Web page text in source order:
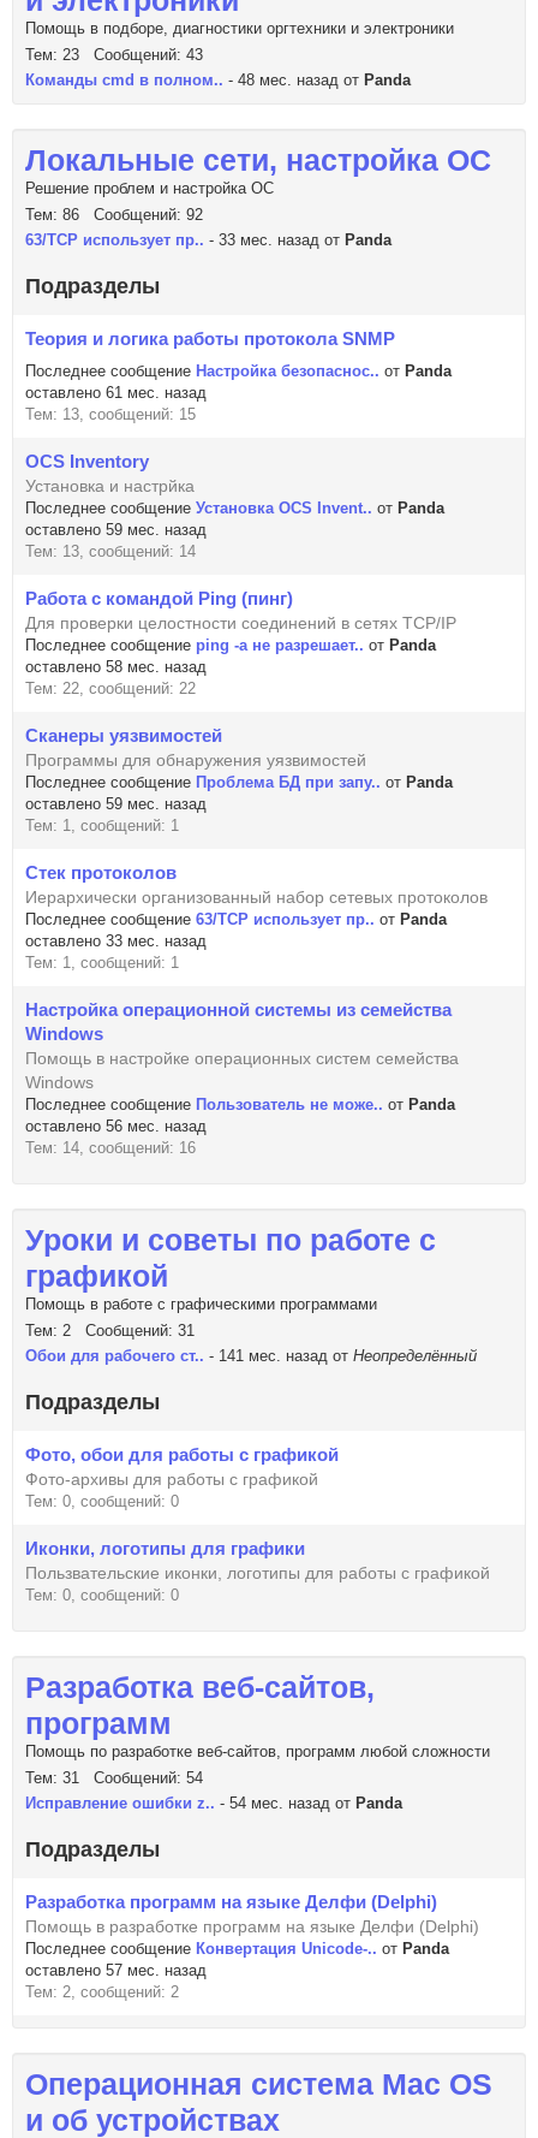
Помощь в подборе, диагностики оргтехники и электроники
Тем: 23 Сообщений: 43
Команды cmd в полном.. - 48 мес. назад от Panda
Локальные сети, настройка ОС
Решение проблем и настройка ОС
Тем: 86 Сообщений: 92
63/TCP использует пр.. - 33 мес. назад от Panda
Подразделы
Теория и логика работы протокола SNMP
Последнее сообщение Настройка безопаснос.. от Panda
оставлено 61 мес. назад
Тем: 13, сообщений: 15
OCS Inventory
Установка и настрйка
Последнее сообщение Установка OCS Invent.. от Panda
оставлено 59 мес. назад
Тем: 13, сообщений: 14
Работа с командой Ping (пинг)
Для проверки целостности соединений в сетях TCP/IP
Последнее сообщение ping -a не разрешает.. от Panda
оставлено 58 мес. назад
Тем: 22, сообщений: 22
Сканеры уязвимостей
Программы для обнаружения уязвимостей
Последнее сообщение Проблема БД при запу.. от Panda
оставлено 59 мес. назад
Тем: 1, сообщений: 1
Стек протоколов
Иерархически организованный набор сетевых протоколов
Последнее сообщение 63/TCP использует пр.. от Panda
оставлено 33 мес. назад
Тем: 1, сообщений: 1
Настройка операционной системы из семейства
Windows
Помощь в настройке операционных систем семейства
Windows
Последнее сообщение Пользователь не може.. от Panda
оставлено 56 мес. назад
Тем: 14, сообщений: 16
Уроки и советы по работе с
графикой
Помощь в работе с графическими программами
Тем: 2 Сообщений: 31
Обои для рабочего ст.. - 141 мес. назад от Неопределённый
Подразделы
Фото, обои для работы с графикой
Фото-архивы для работы с графикой
Тем: 0, сообщений: 0
Иконки, логотипы для графики
Пользвательские иконки, логотипы для работы с графикой
Тем: 0, сообщений: 0
Разработка веб-сайтов,
программ
Помощь по разработке веб-сайтов, программ любой сложности
Тем: 31 Сообщений: 54
Исправление ошибки z.. - 54 мес. назад от Panda
Подразделы
Разработка программ на языке Делфи (Delphi)
Помощь в разработке программ на языке Делфи (Delphi)
Последнее сообщение Конвертация Unicode-.. от Panda
оставлено 57 мес. назад
Тем: 2, сообщений: 2
Операционная система Mac OS
и об устройствах